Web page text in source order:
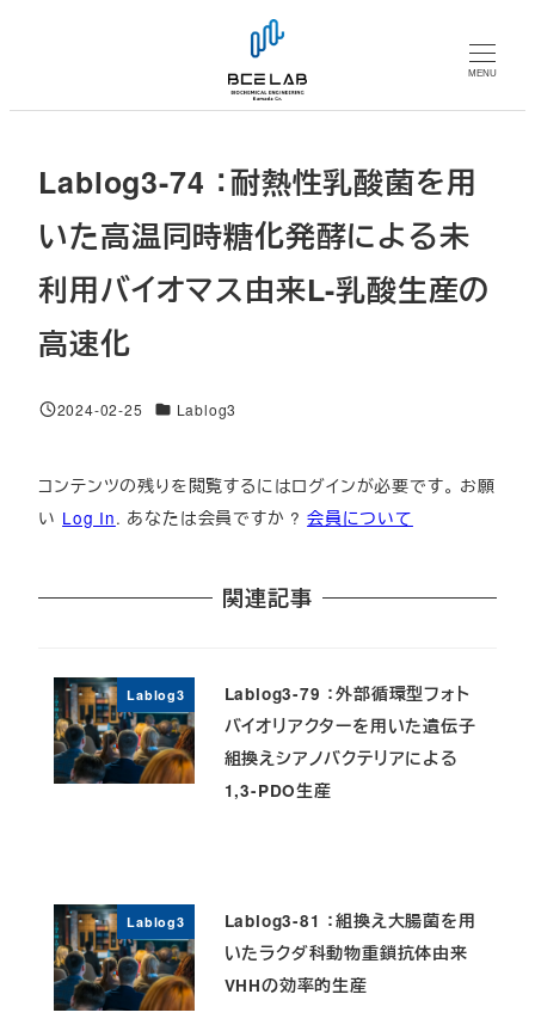
MENU
Lablog3-74 ：耐熱性乳酸菌を用
いた高温同時糖化発酵による未
利用バイオマス由来L-乳酸生産の
高速化
投稿日
2024-02-25 対象DBLablog3
コンテンツの残りを閲覧するにはログインが必要です。 お願
い Log In. あなたは会員ですか ?会員について
関連記事
Lablog3
Lablog3-79 ：外部循環型フォト
バイオリアクターを用いた遺伝子
組換えシアノバクテリアによる
1,3-PDO生産
Lablog3
Lablog3-81 ：組換え大腸菌を用
いたラクダ科動物重鎖抗体由来
VHHの効率的生産